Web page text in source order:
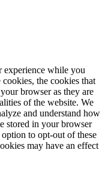
experience while you
the cookies that
browser as they are
of the website. We
and understand how
stored in your browser
to opt-out of these
may have an effect